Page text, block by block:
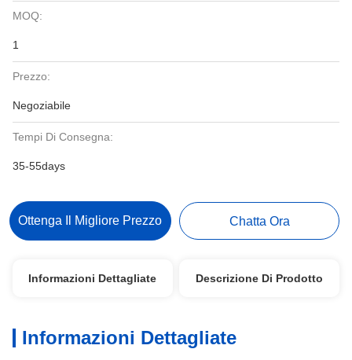
MOQ:
1
Prezzo:
Negoziabile
Tempi Di Consegna:
35-55days
Ottenga Il Migliore Prezzo Chatta Ora
Informazioni Dettagliate Descrizione Di Prodotto
Informazioni Dettagliate